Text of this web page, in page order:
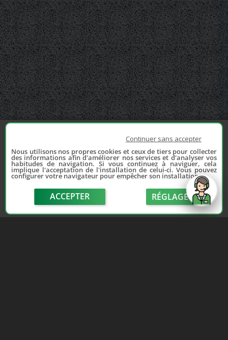
Continuer sans accepter
Nous utilisons nos propres cookies et ceux de tiers pour collecter
des informations afin d'améliorer nos services et d'analyser vos
habitudes de navigation. Si vous continuez à naviguer, cela
implique l'acceptation de l'installation de celui-ci. Vous pouvez
configurer votre navigateur pour empêcher son installation.
ACCEPTER RÉGLAGE